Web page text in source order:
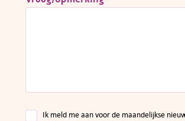
Ik meld me aan voor de maandelijkse